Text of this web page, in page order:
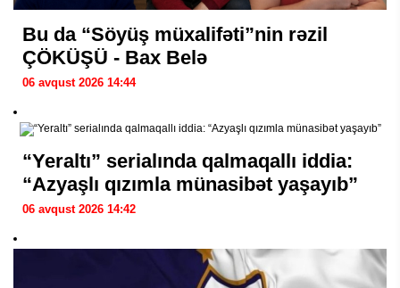
Bu da “Söyüş müxalifəti”nin rəzil
ÇÖKÜŞÜ - Bax Belə
06 avqust 2026 14:44
“Yeraltı” serialında qalmaqallı iddia:
“Azyaşlı qızımla münasibət yaşayıb”
06 avqust 2026 14:42